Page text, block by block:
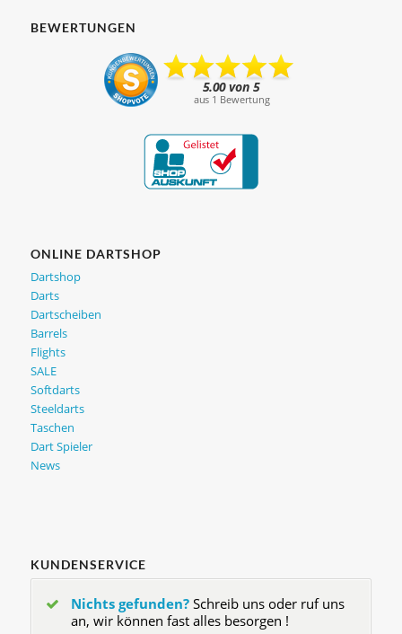
BEWERTUNGEN
ONLINE DARTSHOP
Dartshop
Darts
Dartscheiben
Barrels
Flights
SALE
Softdarts
Steeldarts
Taschen
Dart Spieler
News
KUNDENSERVICE
Nichts gefunden?Schreib uns oder ruf uns
an, wir können fast alles besorgen !